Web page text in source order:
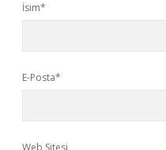
İsim*
E-Posta*
Web Sitesi